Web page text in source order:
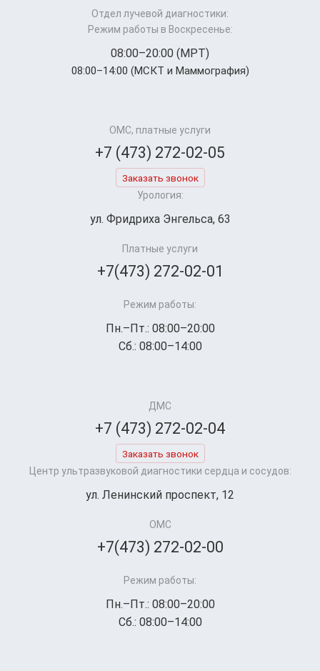
Отдел лучевой диагностики:
Режим работы в Воскресенье:
08:00–20:00 (МРТ)
08:00–14:00 (МСКТ и Маммография)
ОМС, платные услуги
+7 (473) 272-02-05
Заказать звонок
Урология:
ул. Фридриха Энгельса, 63
Платные услуги
+7(473) 272-02-01
Режим работы:
Пн.–Пт.: 08:00–20:00
Сб.: 08:00–14:00
ДМС
+7 (473) 272-02-04
Заказать звонок
Центр ультразвуковой диагностики сердца и сосудов:
ул. Ленинский проспект, 12
ОМС
+7(473) 272-02-00
Режим работы:
Пн.–Пт.: 08:00–20:00
Сб.: 08:00–14:00